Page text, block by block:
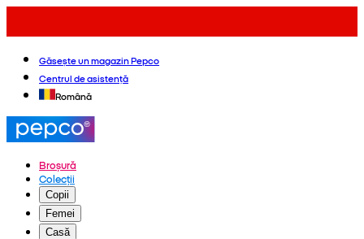
Găsește un magazin Pepco
Centrul de asistență
Română
Broșură
Colecții
Copii
Femei
Casă